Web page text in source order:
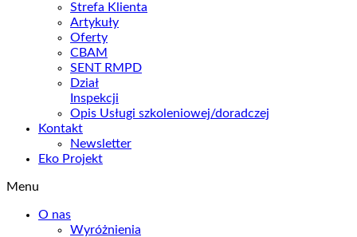
Strefa Klienta
Artykuły
Oferty
CBAM
SENT RMPD
Dział
Inspekcji
Opis Usługi szkoleniowej/doradczej
Kontakt
Newsletter
Eko Projekt
Menu
O nas
Wyróżnienia